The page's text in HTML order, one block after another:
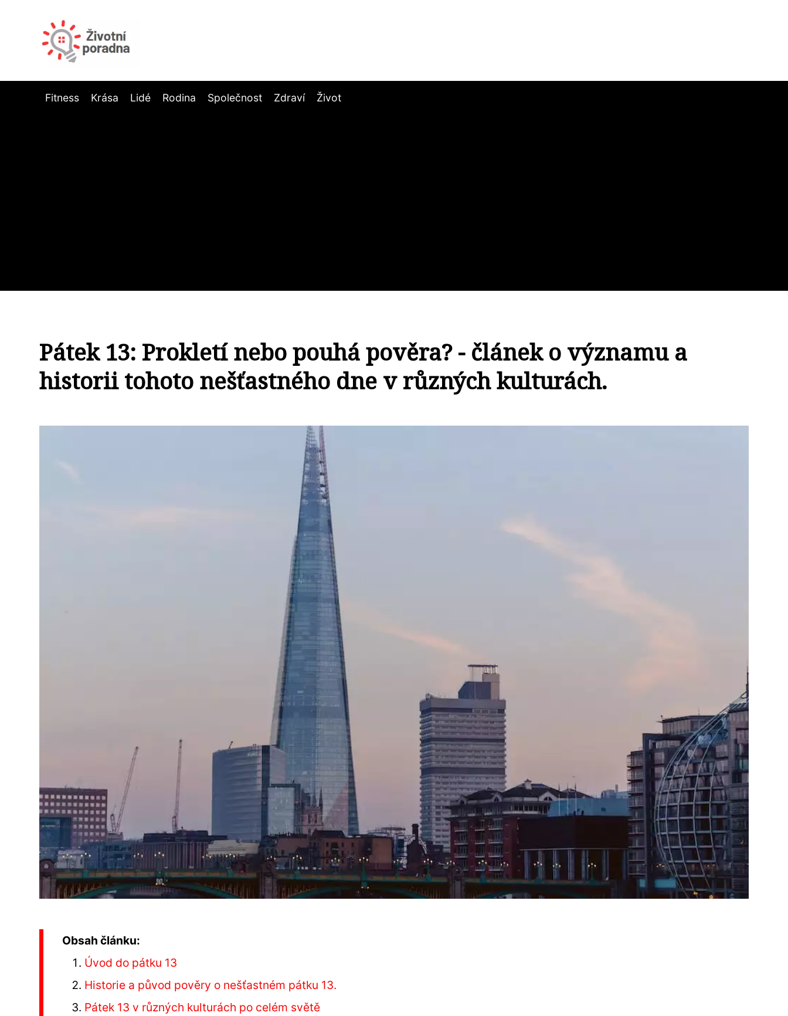
Fitness Krása Lidé Rodina Společnost Zdraví Život
Pátek 13: Prokletí nebo pouhá pověra? - článek o významu a
historii tohoto nešťastného dne v různých kulturách.
Obsah článku:
Úvod do pátku 13
Historie a původ pověry o nešťastném pátku 13.
Pátek 13 v různých kulturách po celém světě